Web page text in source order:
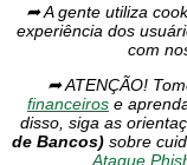
➦ A gente utiliza
experiência dos
com
➦ ATENÇÃO!
financeiros e
disso, siga as
de Bancos) sobre
Ataque